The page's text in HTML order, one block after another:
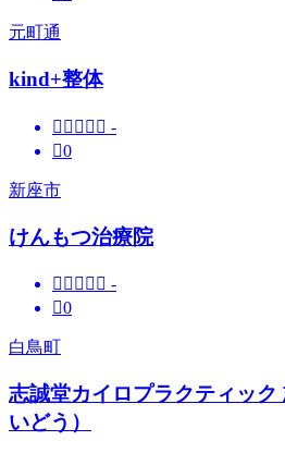
元町通
kind+整体
     -
0
新座市
けんもつ治療院
     -
0
白鳥町
志誠堂カイロプラクティッ
いどう）